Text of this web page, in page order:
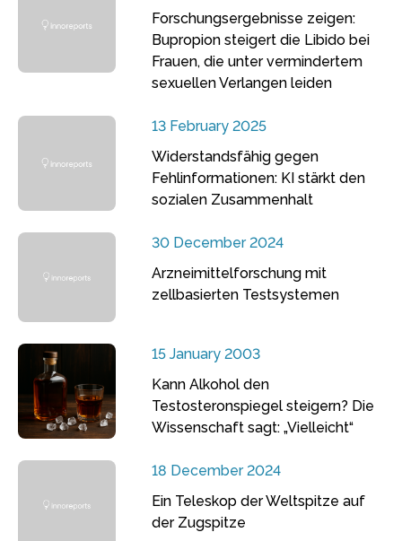
Forschungsergebnisse zeigen:
Bupropion steigert die Libido bei
Frauen, die unter vermindertem
sexuellen Verlangen leiden
13 February 2025
Widerstandsfähig gegen
Fehlinformationen: KI stärkt den
sozialen Zusammenhalt
30 December 2024
Arzneimittelforschung mit
zellbasierten Testsystemen
15 January 2003
Kann Alkohol den
Testosteronspiegel steigern? Die
Wissenschaft sagt: „Vielleicht“
18 December 2024
Ein Teleskop der Weltspitze auf
der Zugspitze